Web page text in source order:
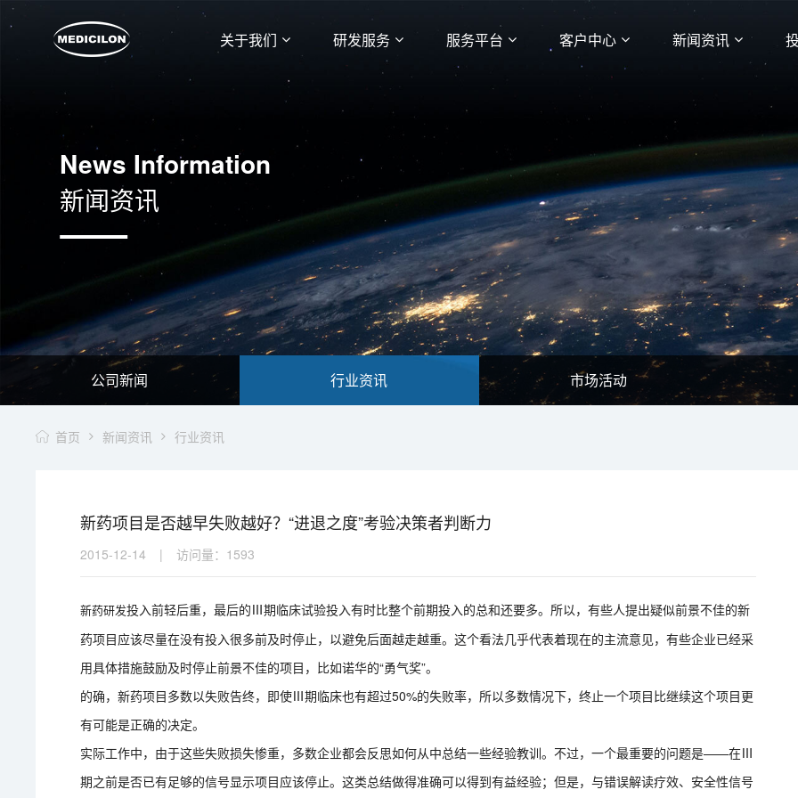
关于我们 研发服务 服务平台 客户中心 新闻资讯
News Information
新闻资讯
公司新闻 行业资讯 市场活动
首页 新闻资讯 行业资讯
新药项目是否越早失败越好？“进退之度”考验决策者判断力
2015-12-14 | 访问量： 1593
新药研发投入前轻后重，最后的Ⅲ期临床试验投入有时比整个前期投入的总和还要多。所以，有些人提出疑似前景不佳的新
药项目应该尽量在没有投入很多前及时停止，以避免后面越走越重。这个看法几乎代表着现在的主流意见，有些企业已经采
用具体措施鼓励及时停止前景不佳的项目，比如诺华的“勇气奖”。
的确，新药项目多数以失败告终，即使Ⅲ期临床也有超过50%的失败率，所以多数情况下，终止一个项目比继续这个项目更
有可能是正确的决定。
实际工作中，由于这些失败损失惨重，多数企业都会反思如何从中总结一些经验教训。不过，一个最重要的问题是——在Ⅲ
期之前是否已有足够的信号显示项目应该停止。这类总结做得准确可以得到有益经验；但是，与错误解读疗效、安全性信号